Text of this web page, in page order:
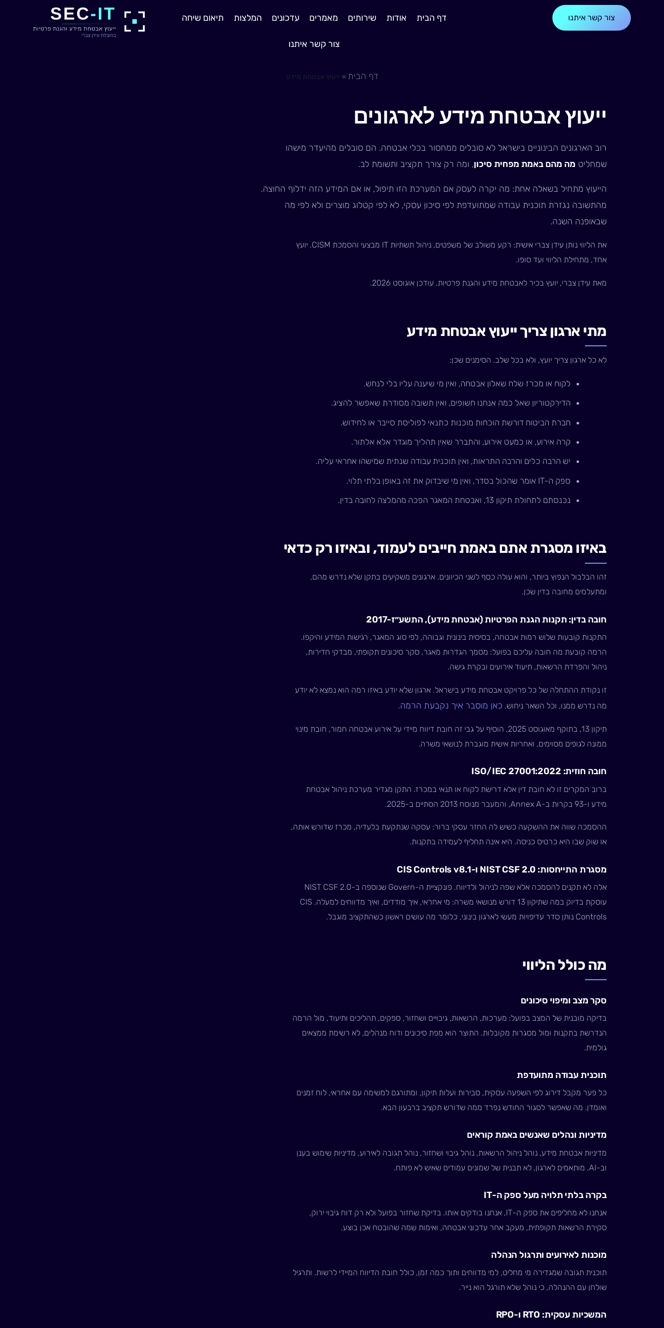
צור קשר איתנו דף הבית אודות שירותים מאמרים עדכונים המלצות תיאום שיחה
צור קשר איתנו
דף הבית » ייעוץ אבטחת מידע
ייעוץ אבטחת מידע לארגונים
רוב הארגונים הבינוניים בישראל לא סובלים ממחסור בכלי אבטחה. הם סובלים מהיעדר מישהו
שמחליט מה מהם באמת מפחית סיכון, ומה רק צורך תקציב ותשומת לב.
הייעוץ מתחיל בשאלה אחת: מה יקרה לעסק אם המערכת הזו תיפול, או אם המידע הזה ידלוף החוצה.
מהתשובה נגזרת תוכנית עבודה שמתועדפת לפי סיכון עסקי, לא לפי קטלוג מוצרים ולא לפי מה
שבאופנה השנה.
את הליווי נותן עידן צברי אישית: רקע משולב של משפטים, ניהול תשתיות IT מבצעי והסמכת CISM. יועץ
אחד, מתחילת הליווי ועד סופו.
מאת עידן צברי, יועץ בכיר לאבטחת מידע והגנת פרטיות. עודכן אוגוסט 2026.
מתי ארגון צריך ייעוץ אבטחת מידע
לא כל ארגון צריך יועץ, ולא בכל שלב. הסימנים שכן:
לקוח או מכרז שלח שאלון אבטחה, ואין מי שיענה עליו בלי לנחש.
הדירקטוריון שאל כמה אנחנו חשופים, ואין תשובה מסודרת שאפשר להציג.
חברת הביטוח דורשת הוכחות מוכנות כתנאי לפוליסת סייבר או לחידוש.
קרה אירוע, או כמעט אירוע, והתברר שאין תהליך מוגדר אלא אלתור.
יש הרבה כלים והרבה התראות, ואין תוכנית עבודה שנתית שמישהו אחראי עליה.
ספק ה-IT אומר שהכול בסדר, ואין מי שיבדוק את זה באופן בלתי תלוי.
נכנסתם לתחולת תיקון 13, ואבטחת המאגר הפכה מהמלצה לחובה בדין.
באיזו מסגרת אתם באמת חייבים לעמוד, ובאיזו רק כדאי
זהו הבלבול הנפוץ ביותר, והוא עולה כסף לשני הכיוונים. ארגונים משקיעים בתקן שלא נדרש מהם,
ומתעלמים מחובה בדין שכן.
חובה בדין: תקנות הגנת הפרטיות (אבטחת מידע), התשע״ז-2017
התקנות קובעות שלוש רמות אבטחה, בסיסית בינונית וגבוהה, לפי סוג המאגר, רגישות המידע והיקפו.
הרמה קובעת מה חובה עליכם בפועל: מסמך הגדרות מאגר, סקר סיכונים תקופתי, מבדקי חדירות,
ניהול והפרדת הרשאות, תיעוד אירועים ובקרת גישה.
זו נקודת ההתחלה של כל פרויקט אבטחת מידע בישראל. ארגון שלא יודע באיזו רמה הוא נמצא לא יודע
מה נדרש ממנו, וכל השאר ניחוש. כאן מוסבר איך נקבעת הרמה.
תיקון 13, בתוקף מאוגוסט 2025, הוסיף על גבי זה חובת דיווח מיידי על אירוע אבטחה חמור, חובת מינוי
ממונה לגופים מסוימים, ואחריות אישית מוגברת לנושאי משרה.
חובה חוזית: ISO/IEC 27001:2022
ברוב המקרים זו לא חובת דין אלא דרישת לקוח או תנאי במכרז. התקן מגדיר מערכת ניהול אבטחת
מידע ו-93 בקרות ב-Annex A, והמעבר מנוסח 2013 הסתיים ב-2025.
ההסמכה שווה את ההשקעה כשיש לה החזר עסקי ברור: עסקה שנתקעת בלעדיה, מכרז שדורש אותה,
או שוק שבו היא כרטיס כניסה. היא אינה תחליף לעמידה בתקנות.
מסגרת התייחסות: NIST CSF 2.0 ו-CIS Controls v8.1
אלה לא תקנים להסמכה אלא שפה לניהול ולדיווח. פונקציית ה-Govern שנוספה ב-NIST CSF 2.0
עוסקת בדיוק במה שתיקון 13 דורש מנושאי משרה: מי אחראי, איך מודדים, ואיך מדווחים למעלה. CIS
Controls נותן סדר עדיפויות מעשי לארגון בינוני, כלומר מה עושים ראשון כשהתקציב מוגבל.
מה כולל הליווי
סקר מצב ומיפוי סיכונים
בדיקה מובנית של המצב בפועל: מערכות, הרשאות, גיבויים ושחזור, ספקים, תהליכים ותיעוד, מול הרמה
הנדרשת בתקנות ומול מסגרות מקובלות. התוצר הוא מפת סיכונים ודוח מנהלים, לא רשימת ממצאים
גולמית.
תוכנית עבודה מתועדפת
כל פער מקבל דירוג לפי השפעה עסקית, סבירות ועלות תיקון, ומתורגם למשימה עם אחראי, לוח זמנים
ואומדן. מה שאפשר לסגור החודש נפרד ממה שדורש תקציב ברבעון הבא.
מדיניות ונהלים שאנשים באמת קוראים
מדיניות אבטחת מידע, נוהל ניהול הרשאות, נוהל גיבוי ושחזור, נוהל תגובה לאירוע, מדיניות שימוש בענן
וב-AI. מותאמים לארגון, לא תבנית של שמונים עמודים שאיש לא פותח.
בקרה בלתי תלויה מעל ספק ה-IT
אנחנו לא מחליפים את ספק ה-IT, אנחנו בודקים אותו. בדיקת שחזור בפועל ולא רק דוח גיבוי ירוק,
סקירת הרשאות תקופתית, מעקב אחר עדכוני אבטחה, ואימות שמה שהובטח אכן בוצע.
מוכנות לאירועים ותרגול הנהלה
תוכנית תגובה שמגדירה מי מחליט, למי מדווחים ותוך כמה זמן, כולל חובת הדיווח המיידי לרשות. ותרגיל
שולחן עם ההנהלה, כי נוהל שלא תורגל הוא נייר.
המשכיות עסקית: RTO ו-RPO